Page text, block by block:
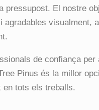
pressupost. El nostre
agradables visualment,
de confiança per
Pinus és la millor
en tots els treballs.